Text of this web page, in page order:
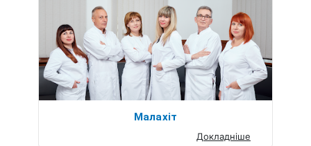
Малахіт
Докладніше